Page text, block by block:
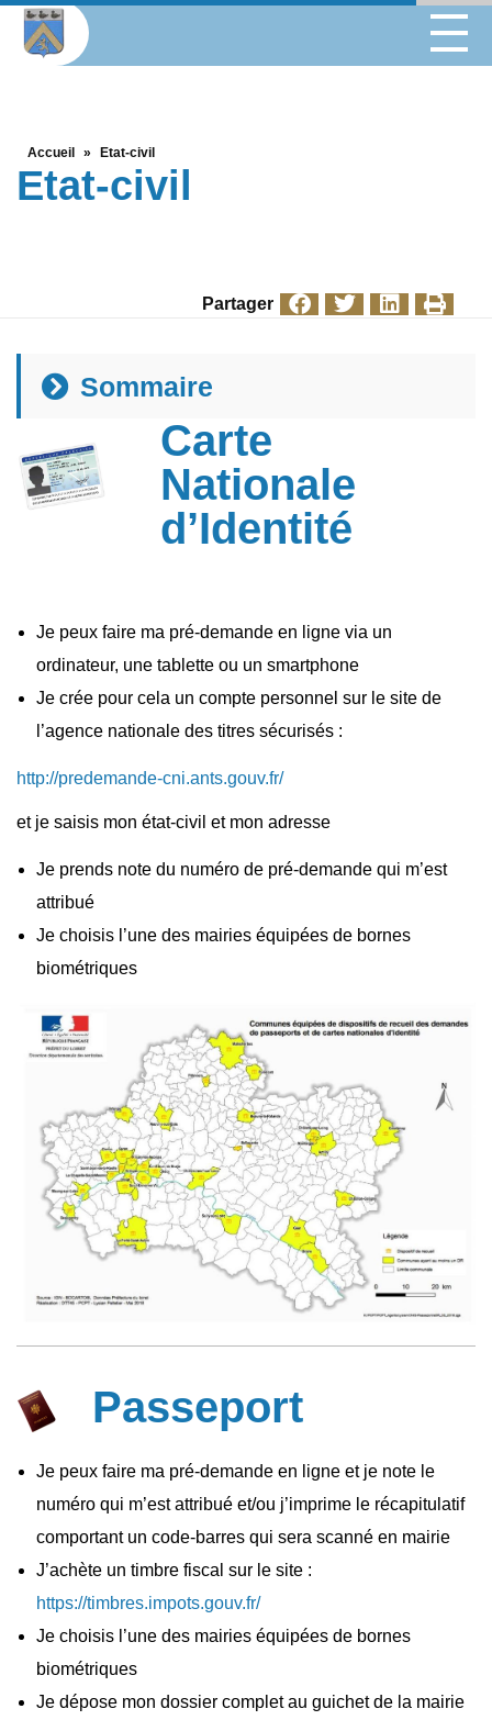
Accueil » Etat-civil
Etat-civil
Partager
Sommaire
Carte
Nationale
d’Identité
Je peux faire ma pré-demande en ligne via un
ordinateur, une tablette ou un smartphone
Je crée pour cela un compte personnel sur le site de
l’agence nationale des titres sécurisés :
http://predemande-cni.ants.gouv.fr/
et je saisis mon état-civil et mon adresse
Je prends note du numéro de pré-demande qui m’est
attribué
Je choisis l’une des mairies équipées de bornes
biométriques
Passeport
Je peux faire ma pré-demande en ligne et je note le
numéro qui m’est attribué et/ou j’imprime le récapitulatif
comportant un code-barres qui sera scanné en mairie
J’achète un timbre fiscal sur le site :
https://timbres.impots.gouv.fr/
Je choisis l’une des mairies équipées de bornes
biométriques
Je dépose mon dossier complet au guichet de la mairie